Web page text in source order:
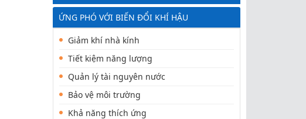
ỨNG PHÓ VỚI BIẾN ĐỔI KHÍ HẬU
Giảm khí nhà kính
Tiết kiệm năng lượng
Quản lý tài nguyên nước
Bảo vệ môi trường
Khả năng thích ứng